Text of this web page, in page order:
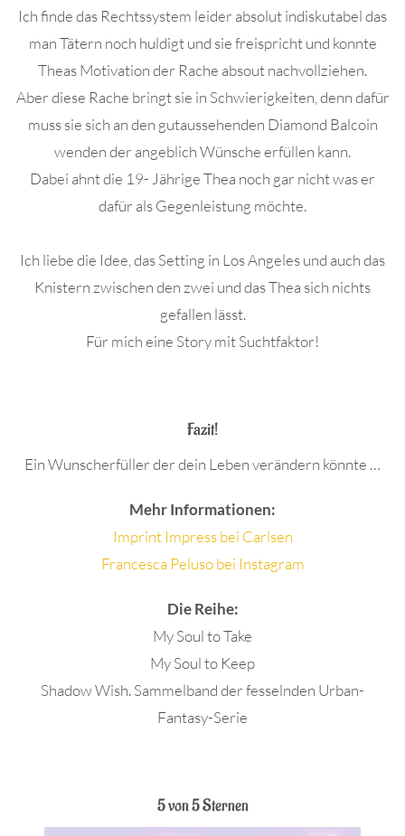
Ich finde das Rechtssystem leider absolut indiskutabel das
man Tätern noch huldigt und sie freispricht und konnte
Theas Motivation der Rache absout nachvollziehen.
Aber diese Rache bringt sie in Schwierigkeiten, denn dafür
muss sie sich an den gutaussehenden Diamond Balcoin
wenden der angeblich Wünsche erfüllen kann.
Dabei ahnt die 19- Jährige Thea noch gar nicht was er
dafür als Gegenleistung möchte.
Ich liebe die Idee, das Setting in Los Angeles und auch das
Knistern zwischen den zwei und das Thea sich nichts
gefallen lässt.
Für mich eine Story mit Suchtfaktor!
Fazit!
Ein Wunscherfüller der dein Leben verändern könnte …
Mehr Informationen:
Imprint Impress bei Carlsen
Francesca Peluso bei Instagram
Die Reihe:
My Soul to Take
My Soul to Keep
Shadow Wish. Sammelband der fesselnden Urban-
Fantasy-Serie
5 von 5 Sternen